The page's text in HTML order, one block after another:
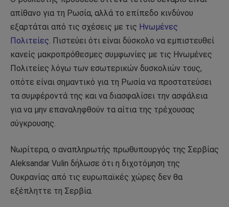
απίθανο για τη Ρωσία, αλλά το επίπεδο κινδύνου
εξαρτάται από τις σχέσεις με τις Ηνωμένες
Πολιτείες . Πιστεύει ότι είναι δύσκολο να εμπιστευθεί
κανείς μακροπρόθεσμες συμφωνίες με τις Ηνωμένες
Πολιτείες λόγω των εσωτερικών δυσκολιών τους,
οπότε είναι σημαντικό για τη Ρωσία να προστατεύσει
τα συμφέροντά της και να διασφαλίσει την ασφάλεια
για να μην επαναληφθούν τα αίτια της τρέχουσας
σύγκρουσης.
Νωρίτερα, ο αναπληρωτής πρωθυπουργός της Σερβίας
Aleksandar Vulin δήλωσε ότι η διχοτόμηση της
Ουκρανίας από τις ευρωπαϊκές χώρες δεν θα
εξέπληττε τη Σερβία.